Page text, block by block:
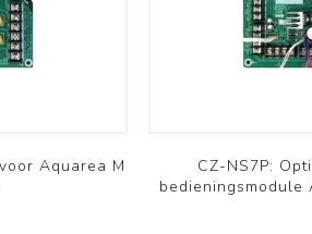
Aquarea M
CZ-NS7P:
bedieningsmodule